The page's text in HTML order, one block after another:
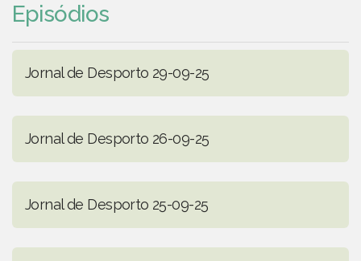
Episódios
Jornal de Desporto 29-09-25
Jornal de Desporto 26-09-25
Jornal de Desporto 25-09-25